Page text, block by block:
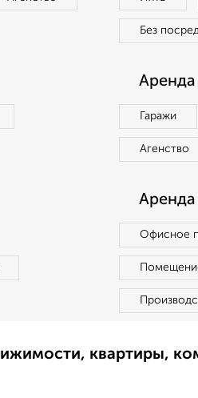
Без
Гаражи
Агенство
Офисное
квартиры,